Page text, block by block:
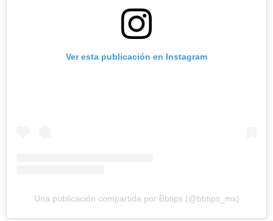
Ver esta publicación en Instagram
Una publicación compartida por Bbtips (@bbtips_mx)